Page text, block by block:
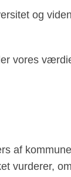
og
vores
af
vurderer,